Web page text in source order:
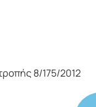
8/175/2012